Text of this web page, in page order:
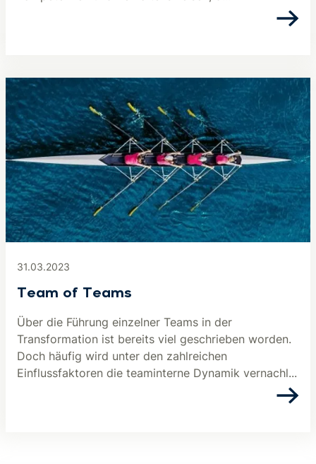
31.03.2023
Team of Teams
Über die Führung einzelner Teams in der
Transformation ist bereits viel geschrieben worden.
Doch häufig wird unter den zahlreichen
Einflussfaktoren die teaminterne Dynamik vernachl...